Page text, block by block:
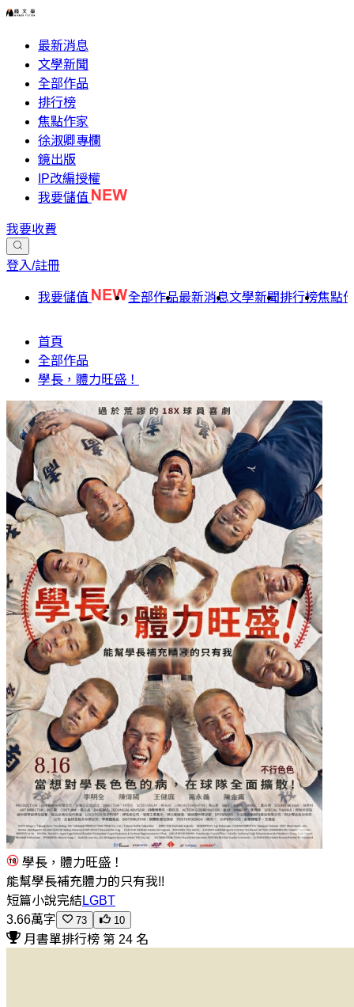
最新消息
文學新聞
全部作品
排行榜
焦點作家
徐淑卿專欄
鏡出版
IP改編授權
我要儲值
我要收費
登入/註冊
我要儲值 全部作品最新消息文學新聞排行榜焦點
首頁
全部作品
學長，體力旺盛！
學長，體力旺盛！
能幫學長補充體力的只有我!!
短篇小說完結 LGBT
3.66萬字
73 10
月書單排行榜 第 24 名